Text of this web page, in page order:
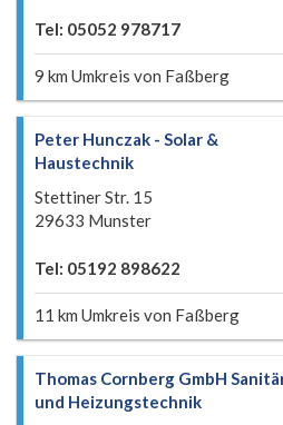
Tel: 05052 978717
9 km Umkreis von Faßberg
Peter Hunczak - Solar &
Haustechnik
Stettiner Str. 15
29633 Munster
Tel: 05192 898622
11 km Umkreis von Faßberg
Thomas Cornberg GmbH
und Heizungstechnik